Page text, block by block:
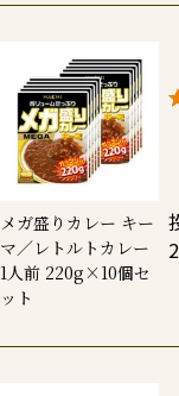
メガ盛りカレー キー
マ／レトルトカレー
1人前 220g×10個セ
ット